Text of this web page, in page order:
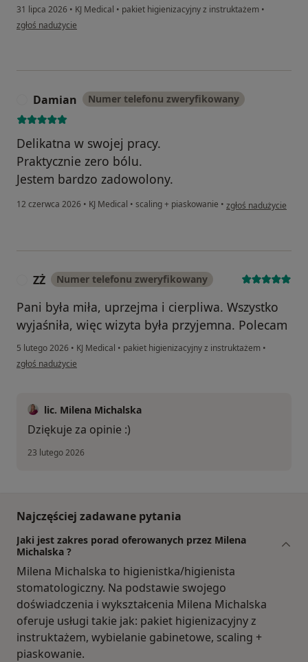
31 lipca 2026 • KJ Medical • pakiet higienizacyjny z instruktażem •
w opinii użytkownika Agata
zgłoś nadużycie
Damian Numer telefonu zweryfikowany
Delikatna w swojej pracy.
Praktycznie zero bólu.
Jestem bardzo zadowolony.
12 czerwca 2026 • KJ Medical • scaling + piaskowanie • w opinii użytkownika
zgłoś nadużycie
ZŻ Numer telefonu zweryfikowany
Pani była miła, uprzejma i cierpliwa. Wszystko
wyjaśniła, więc wizyta była przyjemna. Polecam
5 lutego 2026 • KJ Medical • pakiet higienizacyjny z instruktażem •
w opinii użytkownika ZŻ
zgłoś nadużycie
lic. Milena Michalska
Dziękuje za opinie :)
23 lutego 2026
Najczęściej zadawane pytania
Jaki jest zakres porad oferowanych przez Milena
Michalska ?
Milena Michalska to higienistka/higienista
stomatologiczny. Na podstawie swojego
doświadczenia i wykształcenia Milena Michalska
oferuje usługi takie jak: pakiet higienizacyjny z
instruktażem, wybielanie gabinetowe, scaling +
piaskowanie.